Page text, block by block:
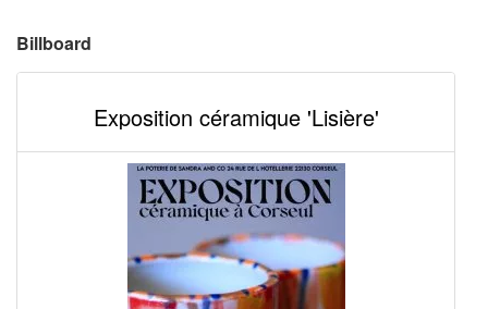
Billboard
Exposition céramique 'Lisière'